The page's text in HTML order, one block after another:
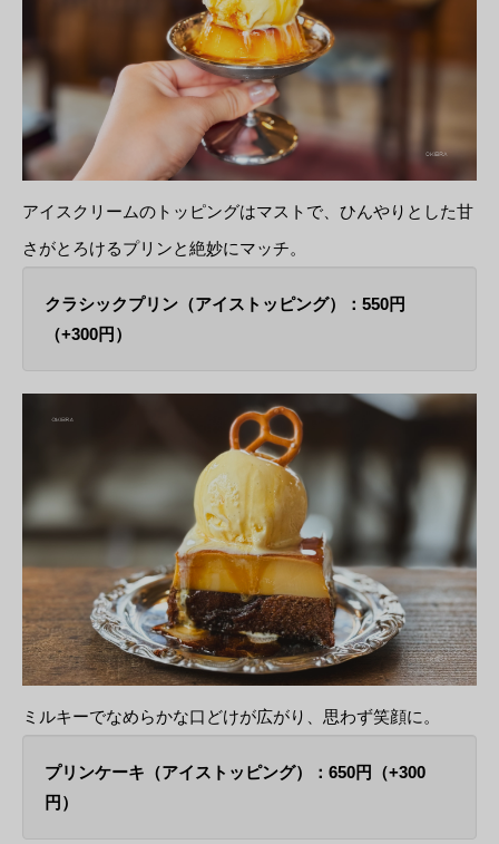
アイスクリームのトッピングはマストで、ひんやりとした甘
さがとろけるプリンと絶妙にマッチ。
クラシックプリン（アイストッピング）：550円
（+300円）
ミルキーでなめらかな口どけが広がり、思わず笑顔に。
プリンケーキ（アイストッピング）：650円（+300
円）